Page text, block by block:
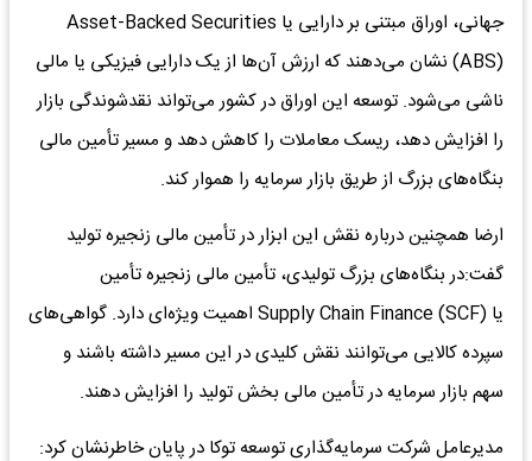
جهانی، اوراق مبتنی بر دارایی یا Asset-Backed Securities
(ABS) نشان می‌دهند که ارزش آن‌ها از یک دارایی فیزیکی یا مالی
ناشی می‌شود. توسعه این اوراق در کشور می‌تواند نقدشوندگی بازار
را افزایش دهد، ریسک معاملات را کاهش دهد و مسیر تأمین مالی
بنگاه‌های بزرگ از طریق بازار سرمایه را هموار کند.
ارضا همچنین درباره نقش این ابزار در تأمین مالی زنجیره تولید
گفت:در بنگاه‌های بزرگ تولیدی، تأمین مالی زنجیره تأمین
یا Supply Chain Finance (SCF) اهمیت ویژه‌ای دارد. گواهی‌های
سپرده کالایی می‌توانند نقش کلیدی در این مسیر داشته باشند و
سهم بازار سرمایه در تأمین مالی بخش تولید را افزایش دهند.
مدیرعامل شرکت سرمایه‌گذاری توسعه توکا در پایان خاطرنشان کرد: